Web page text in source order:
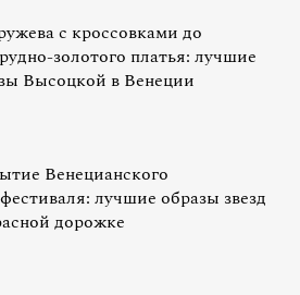
с кроссовками до
золотого платья: лучшие
Высоцкой в Венеции
Венецианского
лучшие образы звезд
дорожке